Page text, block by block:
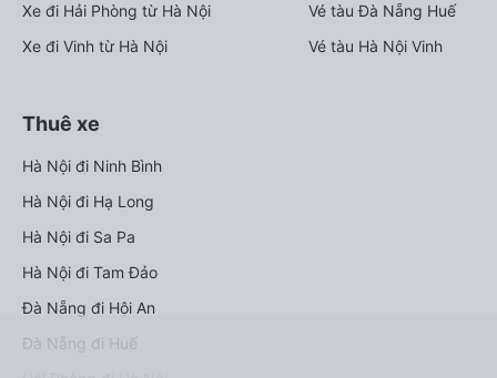
Xe đi Hải Phòng từ Hà Nội
Xe đi Vinh từ Hà Nội
Vé tàu Đà Nẵng Huế
Vé tàu Hà Nội Vinh
Thuê xe
Hà Nội đi Ninh Bình
Hà Nội đi Hạ Long
Hà Nội đi Sa Pa
Hà Nội đi Tam Đảo
Đà Nẵng đi Hội An
Đà Nẵng đi Huế